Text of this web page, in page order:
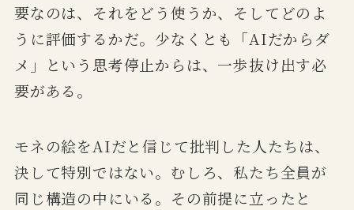
要なのは、それをどう使うか、そしてどのよ
うに評価するかだ。少なくとも「AIだからダ
メ」という思考停止からは、一歩抜け出す必
要がある。
モネの絵をAIだと信じて批判した人たちは、
決して特別ではない。むしろ、私たち全員が
同じ構造の中にいる。その前提に立ったと